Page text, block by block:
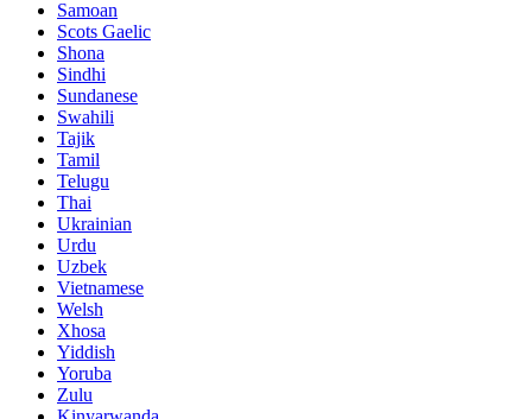
Samoan
Scots Gaelic
Shona
Sindhi
Sundanese
Swahili
Tajik
Tamil
Telugu
Thai
Ukrainian
Urdu
Uzbek
Vietnamese
Welsh
Xhosa
Yiddish
Yoruba
Zulu